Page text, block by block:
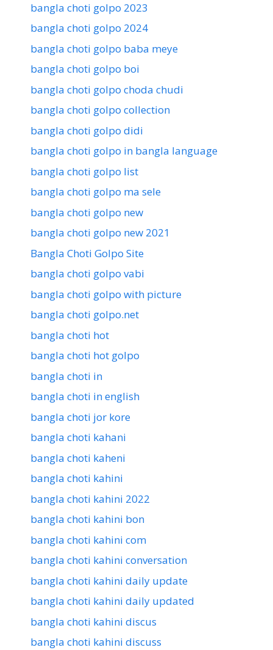
bangla choti golpo 2023
bangla choti golpo 2024
bangla choti golpo baba meye
bangla choti golpo boi
bangla choti golpo choda chudi
bangla choti golpo collection
bangla choti golpo didi
bangla choti golpo in bangla language
bangla choti golpo list
bangla choti golpo ma sele
bangla choti golpo new
bangla choti golpo new 2021
Bangla Choti Golpo Site
bangla choti golpo vabi
bangla choti golpo with picture
bangla choti golpo.net
bangla choti hot
bangla choti hot golpo
bangla choti in
bangla choti in english
bangla choti jor kore
bangla choti kahani
bangla choti kaheni
bangla choti kahini
bangla choti kahini 2022
bangla choti kahini bon
bangla choti kahini com
bangla choti kahini conversation
bangla choti kahini daily update
bangla choti kahini daily updated
bangla choti kahini discus
bangla choti kahini discuss